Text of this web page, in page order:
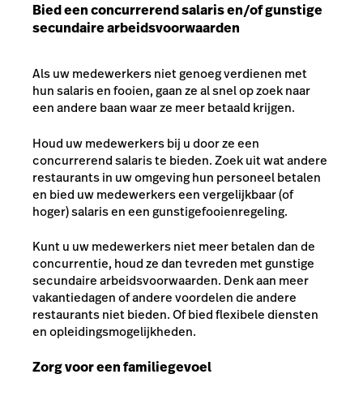
Bied een concurrerend salaris en/of gunstige
secundaire arbeidsvoorwaarden
Als uw medewerkers niet genoeg verdienen met
hun salaris en fooien, gaan ze al snel op zoek naar
een andere baan waar ze meer betaald krijgen.
Houd uw medewerkers bij u door ze een
concurrerend salaris te bieden. Zoek uit wat andere
restaurants in uw omgeving hun personeel betalen
en bied uw medewerkers een vergelijkbaar (of
hoger) salaris en een gunstigefooienregeling.
Kunt u uw medewerkers niet meer betalen dan de
concurrentie, houd ze dan tevreden met gunstige
secundaire arbeidsvoorwaarden. Denk aan meer
vakantiedagen of andere voordelen die andere
restaurants niet bieden. Of bied flexibele diensten
en opleidingsmogelijkheden.
Zorg voor een familiegevoel